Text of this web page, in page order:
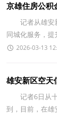
京雄住房公积
记者从雄安新
同城化服务，
中心与中央国
2026-03-13
雄安新区空天
记者6日从十
到，目前，在